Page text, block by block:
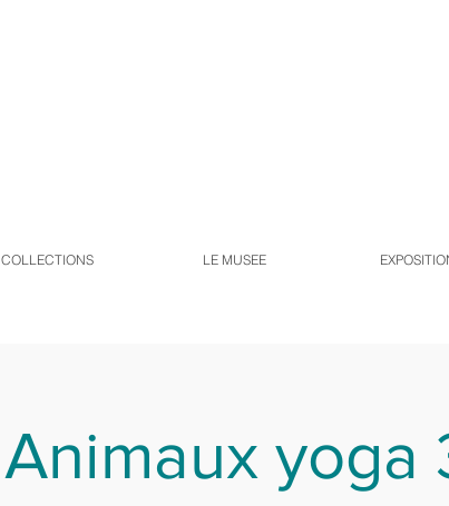
COLLECTIONS LE MUSEE
Animaux yoga